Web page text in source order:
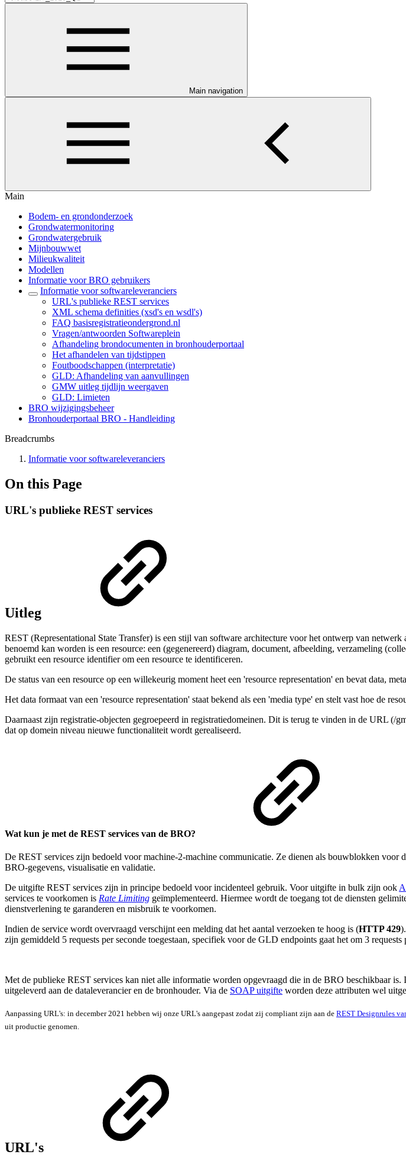
Main navigation
Main
Bodem- en grondonderzoek
Grondwatermonitoring
Grondwatergebruik
Mijnbouwwet
Milieukwaliteit
Modellen
Informatie voor BRO gebruikers
Informatie voor softwareleveranciers
URL's publieke REST services
XML schema definities (xsd's en wsdl's)
FAQ basisregistratieondergrond.nl
Vragen/antwoorden Softwareplein
Afhandeling brondocumenten in bronhouderportaal
Het afhandelen van tijdstippen
Foutboodschappen (interpretatie)
GLD: Afhandeling van aanvullingen
GMW uitleg tijdlijn weergaven
GLD: Limieten
BRO wijzigingsbeheer
Bronhouderportaal BRO - Handleiding
Breadcrumbs
Informatie voor softwareleveranciers
On this Page
URL's publieke REST services
Uitleg
REST (Representational State Transfer) is een stijl van software architecture voor het ontwerp van
benoemd kan worden is een resource: een (gegenereerd) diagram, document, afbeelding, verzameling
gebruikt een resource identifier om een resource te identificeren.
De status van een resource op een willekeurig moment heet een 'resource representation' en bevat data,
Het data formaat van een 'resource representation' staat bekend als een 'media type' en stelt vast hoe de
Daarnaast zijn registratie-objecten gegroepeerd in registratiedomeinen. Dit is terug te vinden in de URL
dat op domein niveau nieuwe functionaliteit wordt gerealiseerd.
Wat kun je met de REST services van de BRO?
De REST services zijn bedoeld voor machine-2-machine communicatie. Ze dienen als bouwblokken
BRO-gegevens, visualisatie en validatie.
De uitgifte REST services zijn in principe bedoeld voor incidenteel gebruik. Voor uitgifte in bulk zijn ook
services te voorkomen is Rate Limiting geïmplementeerd. Hiermee wordt de toegang tot de diensten
dienstverlening te garanderen en misbruik te voorkomen.
Indien de service wordt overvraagd verschijnt een melding dat het aantal verzoeken te hoog is (HTTP 429).
zijn gemiddeld 5 requests per seconde toegestaan, specifiek voor de GLD endpoints gaat het om 3 requests
Met de publieke REST services kan niet alle informatie worden opgevraagd die in de BRO beschikbaar
uitgeleverd aan de dataleverancier en de bronhouder. Via de SOAP uitgifte worden deze attributen wel
Aanpassing URL's: in december 2021 hebben wij onze URL's aangepast zodat zij compliant zijn aan de REST Designrules
uit productie genomen.
URL's